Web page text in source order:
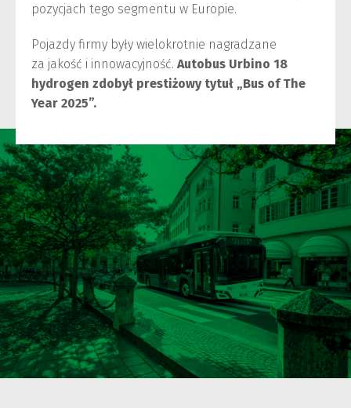
pozycjach tego segmentu w Europie.
Pojazdy firmy były wielokrotnie nagradzane
za jakość i innowacyjność. Autobus Urbino 18
hydrogen zdobył prestiżowy tytuł „Bus of The
Year 2025”.